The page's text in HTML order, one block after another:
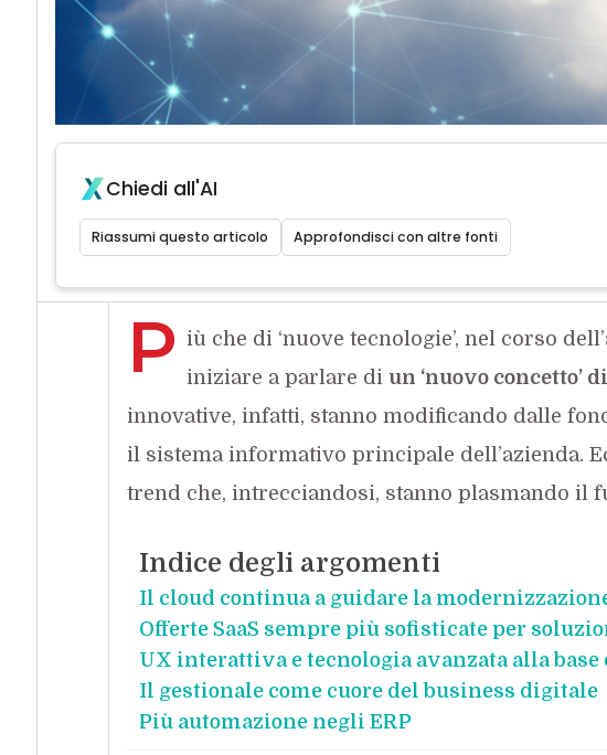
Chiedi all'AI
Riassumi questo articolo Approfondisci con altre fonti
P iù che di ‘nuove tecnologie’, nel corso
iniziare a parlare di un ‘nuovo concetto’ di
innovative, infatti, stanno modificando dalle
il sistema informativo principale dell’azienda.
trend che, intrecciandosi, stanno plasmando il
Indice degli argomenti
Il cloud continua a guidare la
Offerte SaaS sempre più sofisticate per
UX interattiva e tecnologia avanzata alla base
Il gestionale come cuore del business digitale
Più automazione negli ERP